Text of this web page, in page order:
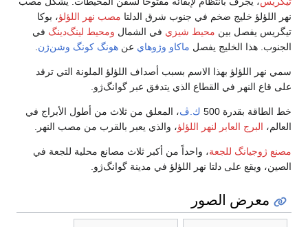
نهر اللؤلؤ خليج ضخم في جنوب شرق الدلتا مصب نهر اللؤلؤ، بوكا
تيگريس يفصل بين محيط شيزي في الشمال ومحيط لينگ‌دينگ في
الجنوب. هذا الخليج يفصل ماكاو وژوهاي عن هونگ كونگ وشن‌ژن.
سمي نهر اللؤلؤ بهذا الاسم بسبب أصداف اللؤلؤ الملونة التي ترقد
على قاع النهر في القطاع الذي يتدفق عبر گوانگ‌ژو.
خط الطاقة بقدرة 500 ك.ڤ، المعلق من ثلاث من أطول الأبراج في
العالم، البرج العابر لنهر اللؤلؤ، والذي يعبر بالقرب من مصب النهر.
مصنع ژوجيانگ للجعة، واحداً من أكبر ثلاث مصانع محلية للجعة في
الصين، ويقع على دلتا نهر اللؤلؤ في مدينة گوانگ‌ژو.
معرض الصور